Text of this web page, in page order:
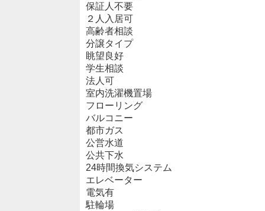
保証人不要
２人入居可
高齢者相談
分譲タイプ
眺望良好
学生相談
法人可
室内洗濯機置場
フローリング
バルコニー
都市ガス
公営水道
公共下水
24時間換気システム
エレベーター
電気有
駐輪場